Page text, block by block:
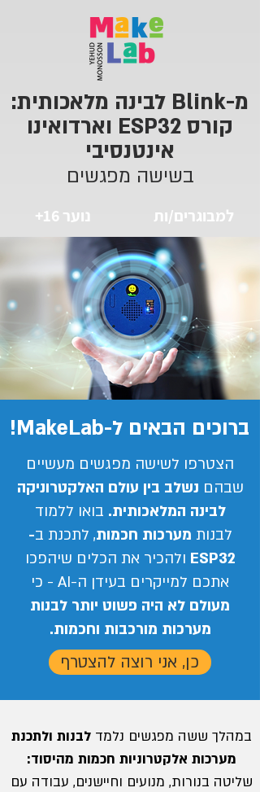
מ-Blink לבינה מלאכותית:
קורס ESP32 וארדואינו
אינטנסיבי
בשישה מפגשים
נוער 16+ למבוגרים/ות
ברוכים הבאים ל-MakeLab!
הצטרפו לשישה מפגשים מעשיים
שבהם נשלב בין עולם האלקטרוניקה
לבינה המלאכותית. בואו ללמוד
לבנות מערכות חכמות, לתכנת ב-
ESP32 ולהכיר את הכלים שיהפכו
אתכם למייקרים בעידן ה-AI - כי
מעולם לא היה פשוט יותר לבנות
מערכות מורכבות וחכמות.
כן, אני רוצה להצטרף
במהלך ששה מפגשים נלמדלבנות ולתכנת
מערכות אלקטרוניות חכמות מהיסוד:
שליטה בנורות, מנועים וחיישנים, עבודה עם